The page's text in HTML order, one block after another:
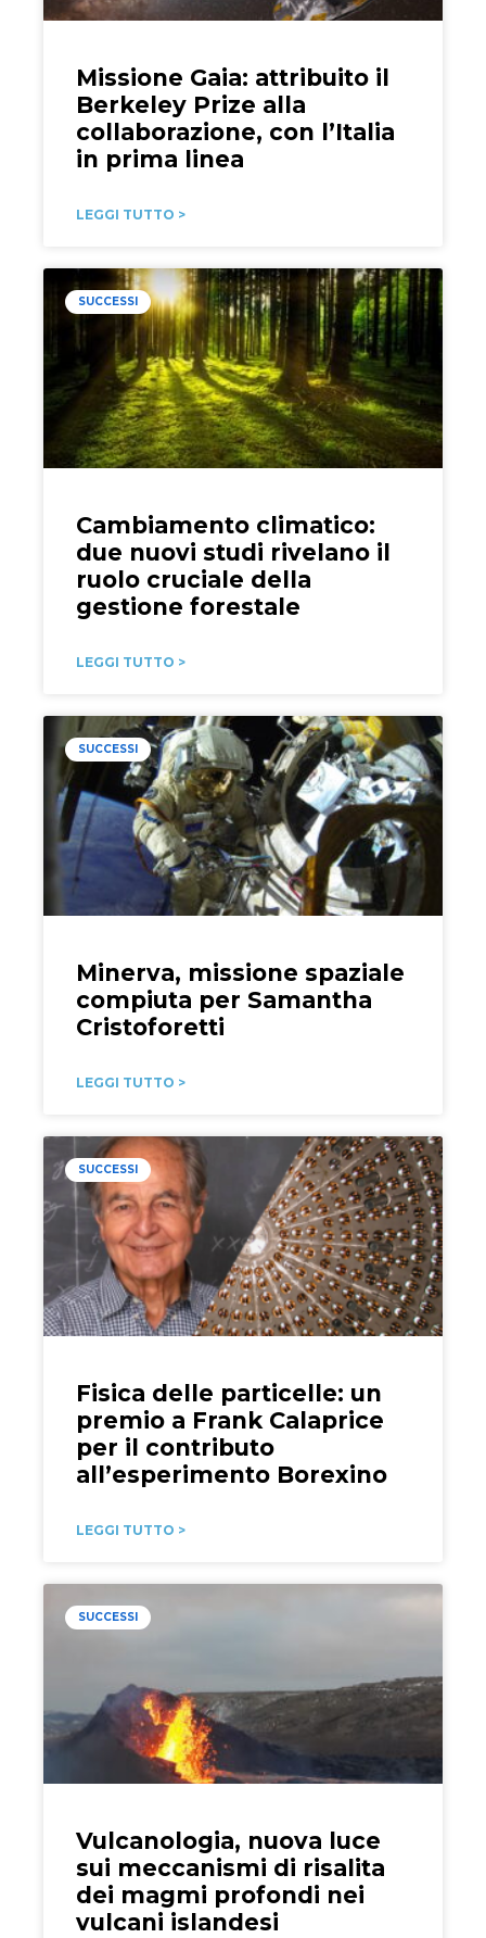
Missione Gaia: attribuito il
Berkeley Prize alla
collaborazione, con l’Italia
in prima linea
LEGGI TUTTO >
SUCCESSI
Cambiamento climatico:
due nuovi studi rivelano il
ruolo cruciale della
gestione forestale
LEGGI TUTTO >
SUCCESSI
Minerva, missione spaziale
compiuta per Samantha
Cristoforetti
LEGGI TUTTO >
SUCCESSI
Fisica delle particelle: un
premio a Frank Calaprice
per il contributo
all’esperimento Borexino
LEGGI TUTTO >
SUCCESSI
Vulcanologia, nuova luce
sui meccanismi di risalita
dei magmi profondi nei
vulcani islandesi